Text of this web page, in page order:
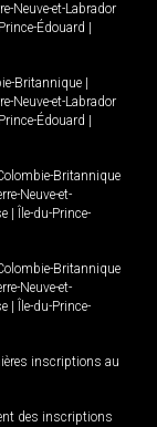
Neuve-et-Labrador
Prince-Édouard
Britannique
Neuve-et-Labrador
Prince-Édouard
Britannique
Neuve-et-
Île-du-Prince-
Britannique
Neuve-et-
Île-du-Prince-
inscriptions au
des inscriptions